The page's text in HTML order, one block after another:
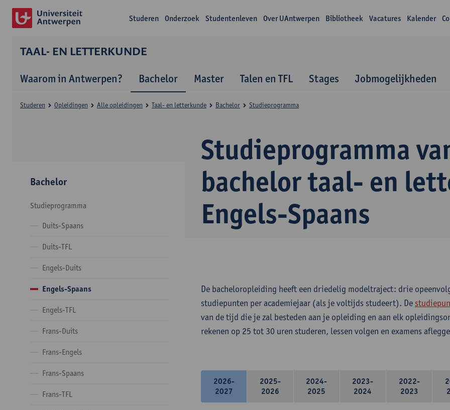
Studeren Onderzoek Studentenleven Over UAntwerpen Bibliotheek Vacatures Kalender
TAAL- EN LETTERKUNDE
Waarom in Antwerpen? Bachelor Master Talen en TFL Stages Jobmogelijkheden
Studieprogramma
bachelor taal- en
Engels-Spaans
Studeren Opleidingen Alle opleidingen Taal- en letterkunde Bachelor Studieprogramma
Bachelor
Studieprogramma
Duits-Spaans
Duits-TFL
Engels-Duits
Engels-Spaans
Engels-TFL
Frans-Duits
Frans-Engels
Frans-Spaans
Frans-TFL
De bacheloropleiding heeft een driedelig modeltraject: drie
studiepunten per academiejaar (als je voltijds studeert). De
van de tijd die je zal besteden aan je opleiding en aan elk
rekenen op 25 tot 30 uren studeren, lessen volgen en examens
2026-
2027
2025-
2026
2024-
2025
2023-
2024
2022-
2023